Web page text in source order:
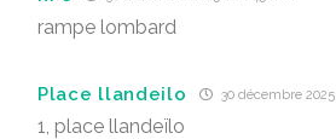
rampe lombard
Place llandeilo 30 décembre
1, place llandeïlo